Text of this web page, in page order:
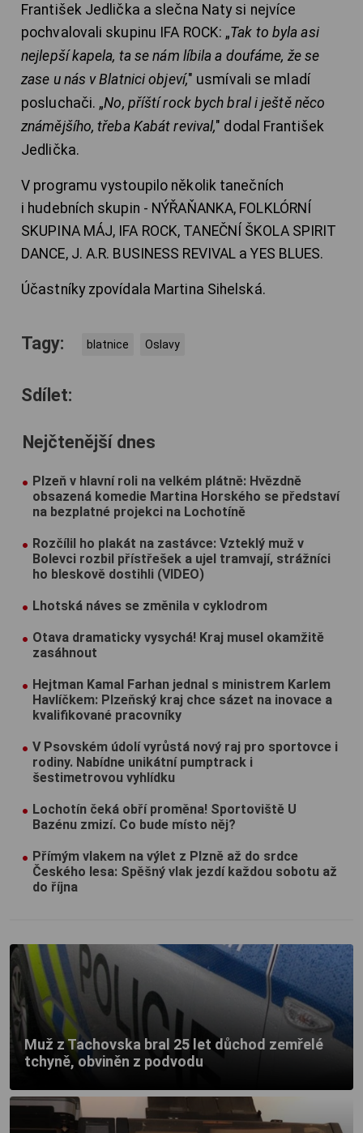
František Jedlička a slečna Naty si nejvíce
pochvalovali skupinu IFA ROCK: „Tak to byla asi
nejlepší kapela, ta se nám líbila a doufáme, že se
zase u nás v Blatnici objeví," usmívali se mladí
posluchači. „No, příští rock bych bral i ještě něco
známějšího, třeba Kabát revival," dodal František
Jedlička.
V programu vystoupilo několik tanečních
i hudebních skupin - NÝŘAŇANKA, FOLKLÓRNÍ
SKUPINA MÁJ, IFA ROCK, TANEČNÍ ŠKOLA SPIRIT
DANCE, J. A.R. BUSINESS REVIVAL a YES BLUES.
Účastníky zpovídala Martina Sihelská.
Tagy: blatnice Oslavy
Sdílet:
Nejčtenější dnes
Plzeň v hlavní roli na velkém plátně: Hvězdně
obsazená komedie Martina Horského se představí
na bezplatné projekci na Lochotíně
Rozčílil ho plakát na zastávce: Vzteklý muž v
Bolevci rozbil přístřešek a ujel tramvají, strážníci
ho bleskově dostihli (VIDEO)
Lhotská náves se změnila v cyklodrom
Otava dramaticky vysychá! Kraj musel okamžitě
zasáhnout
Hejtman Kamal Farhan jednal s ministrem Karlem
Havlíčkem: Plzeňský kraj chce sázet na inovace a
kvalifikované pracovníky
V Psovském údolí vyrůstá nový raj pro sportovce i
rodiny. Nabídne unikátní pumptrack i
šestimetrovou vyhlídku
Lochotín čeká obří proměna! Sportoviště U
Bazénu zmizí. Co bude místo něj?
Přímým vlakem na výlet z Plzně až do srdce
Českého lesa: Spěšný vlak jezdí každou sobotu až
do října
Muž z Tachovska bral 25 let důchod zemřelé
tchyně, obviněn z podvodu